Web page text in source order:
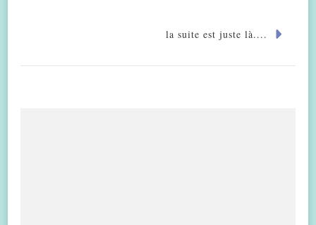
la suite est juste là....